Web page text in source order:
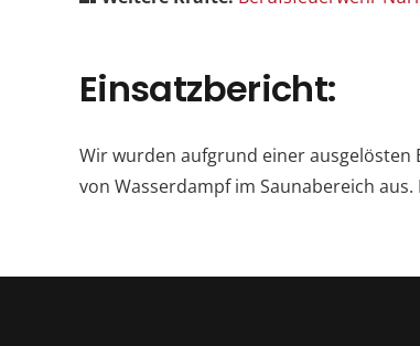
Einsatzbericht:
Wir wurden aufgrund einer
von Wasserdampf im Saunabereich